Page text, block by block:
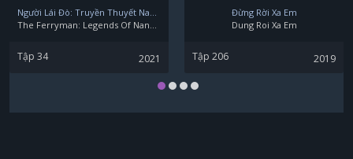
Người Lái Đò: Truyền Thuyết Nam Dương
The Ferryman: Legends Of Nanyang
Tập 34 2021
Đừng Rời Xa Em
Dung Roi Xa Em
Tập 206 2019